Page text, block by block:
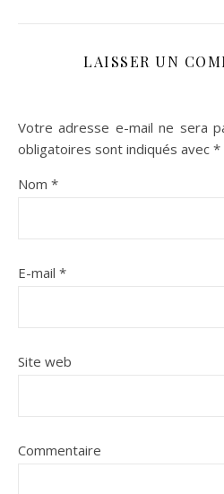
LAISSER UN
Votre adresse e-mail ne sera
obligatoires sont indiqués avec *
Nom *
E-mail *
Site web
Commentaire